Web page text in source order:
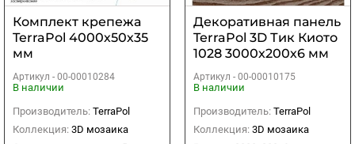
Комплект крепежа
TerraPol 4000х50х35
мм
Артикул - 00-00010284
В наличии
Производитель: TerraPol
Коллекция: 3D мозаика
Декоративная панель
TerraPol 3D Тик Киото
1028 3000х200х6 мм
Артикул - 00-00010175
В наличии
Производитель: TerraPol
Коллекция: 3D мозаика